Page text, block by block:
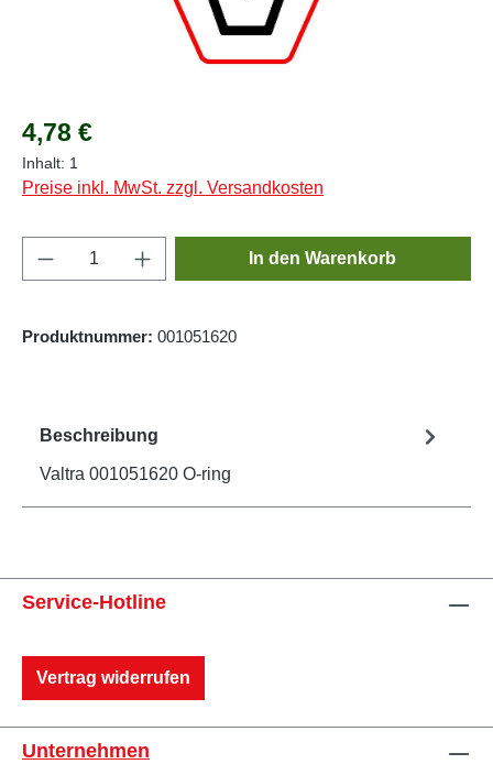
Regulärer Preis:
4,78 €
Inhalt: 1
Preise inkl. MwSt. zzgl. Versandkosten
Produkt Anzahl: Gib den gewünschten
In den Warenkorb
Produktnummer: 001051620
Beschreibung
Valtra 001051620 O-ring
Service-Hotline
Vertrag widerrufen
Unternehmen